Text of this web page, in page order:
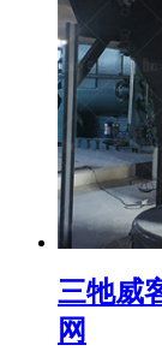
三牠威
网